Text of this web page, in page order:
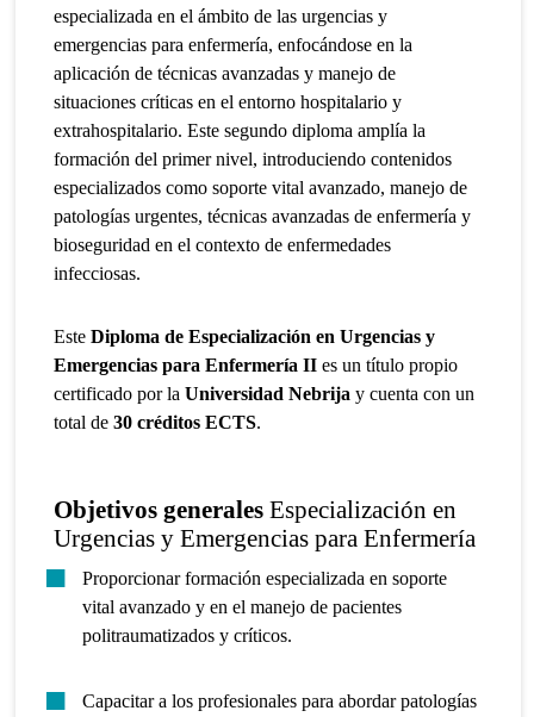
especializada en el ámbito de las urgencias y
emergencias para enfermería, enfocándose en la
aplicación de técnicas avanzadas y manejo de
situaciones críticas en el entorno hospitalario y
extrahospitalario. Este segundo diploma amplía la
formación del primer nivel, introduciendo contenidos
especializados como soporte vital avanzado, manejo de
patologías urgentes, técnicas avanzadas de enfermería y
bioseguridad en el contexto de enfermedades
infecciosas.
EsteDiploma de Especialización en Urgencias y
Emergencias para Enfermería II es un título propio
certificado por laUniversidad Nebrija y cuenta con un
total de30 créditos ECTS.
Objetivos generalesEspecialización en
Urgencias y Emergencias para Enfermería
Proporcionar formación especializada en soporte
vital avanzado y en el manejo de pacientes
politraumatizados y críticos.
Capacitar a los profesionales para abordar patologías